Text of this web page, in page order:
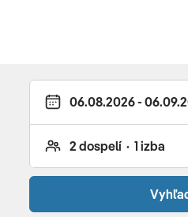
pláži (zdarma) • plážové
centrum: turecké kúpele,
potápanie (za poplatok)